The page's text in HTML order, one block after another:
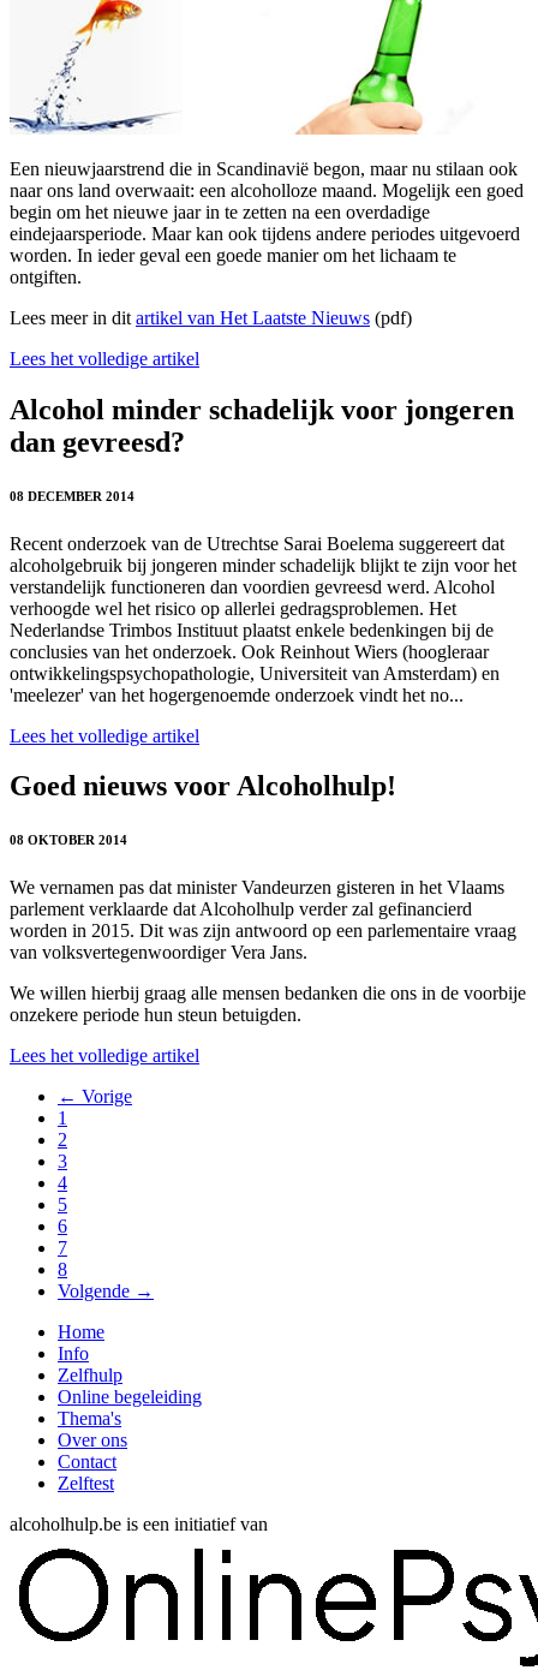
Een nieuwjaarstrend die in Scandinavië begon, maar nu stilaan ook
naar ons land overwaait: een alcoholloze maand. Mogelijk een goed
begin om het nieuwe jaar in te zetten na een overdadige
eindejaarsperiode. Maar kan ook tijdens andere periodes uitgevoerd
worden. In ieder geval een goede manier om het lichaam te
ontgiften.
Lees meer in dit artikel van Het Laatste Nieuws (pdf)
Lees het volledige artikel
Alcohol minder schadelijk voor jongeren
dan gevreesd?
08 DECEMBER 2014
Recent onderzoek van de Utrechtse Sarai Boelema suggereert dat
alcoholgebruik bij jongeren minder schadelijk blijkt te zijn voor het
verstandelijk functioneren dan voordien gevreesd werd. Alcohol
verhoogde wel het risico op allerlei gedragsproblemen. Het
Nederlandse Trimbos Instituut plaatst enkele bedenkingen bij de
conclusies van het onderzoek. Ook Reinhout Wiers (hoogleraar
ontwikkelingspsychopathologie, Universiteit van Amsterdam) en
'meelezer' van het hogergenoemde onderzoek vindt het no...
Lees het volledige artikel
Goed nieuws voor Alcoholhulp!
08 OKTOBER 2014
We vernamen pas dat minister Vandeurzen gisteren in het Vlaams
parlement verklaarde dat Alcoholhulp verder zal gefinancierd
worden in 2015. Dit was zijn antwoord op een parlementaire vraag
van volksvertegenwoordiger Vera Jans.
We willen hierbij graag alle mensen bedanken die ons in de voorbije
onzekere periode hun steun betuigden.
Lees het volledige artikel
← Vorige
1
2
3
4
5
6
7
8
Volgende →
Home
Info
Zelfhulp
Online begeleiding
Thema's
Over ons
Contact
Zelftest
alcoholhulp.be is een initiatief van